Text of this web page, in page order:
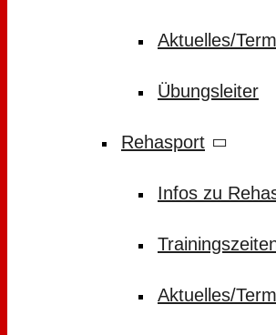
Aktuelles/
Übungsleiter
Rehasport
Infos zu
Aktuelles/